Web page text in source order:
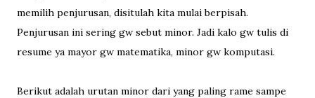
memilih penjurusan, disitulah kita mulai berpisah.
Penjurusan ini sering gw sebut minor. Jadi kalo gw tulis di
resume ya mayor gw matematika, minor gw komputasi.
Berikut adalah urutan minor dari yang paling rame sampe